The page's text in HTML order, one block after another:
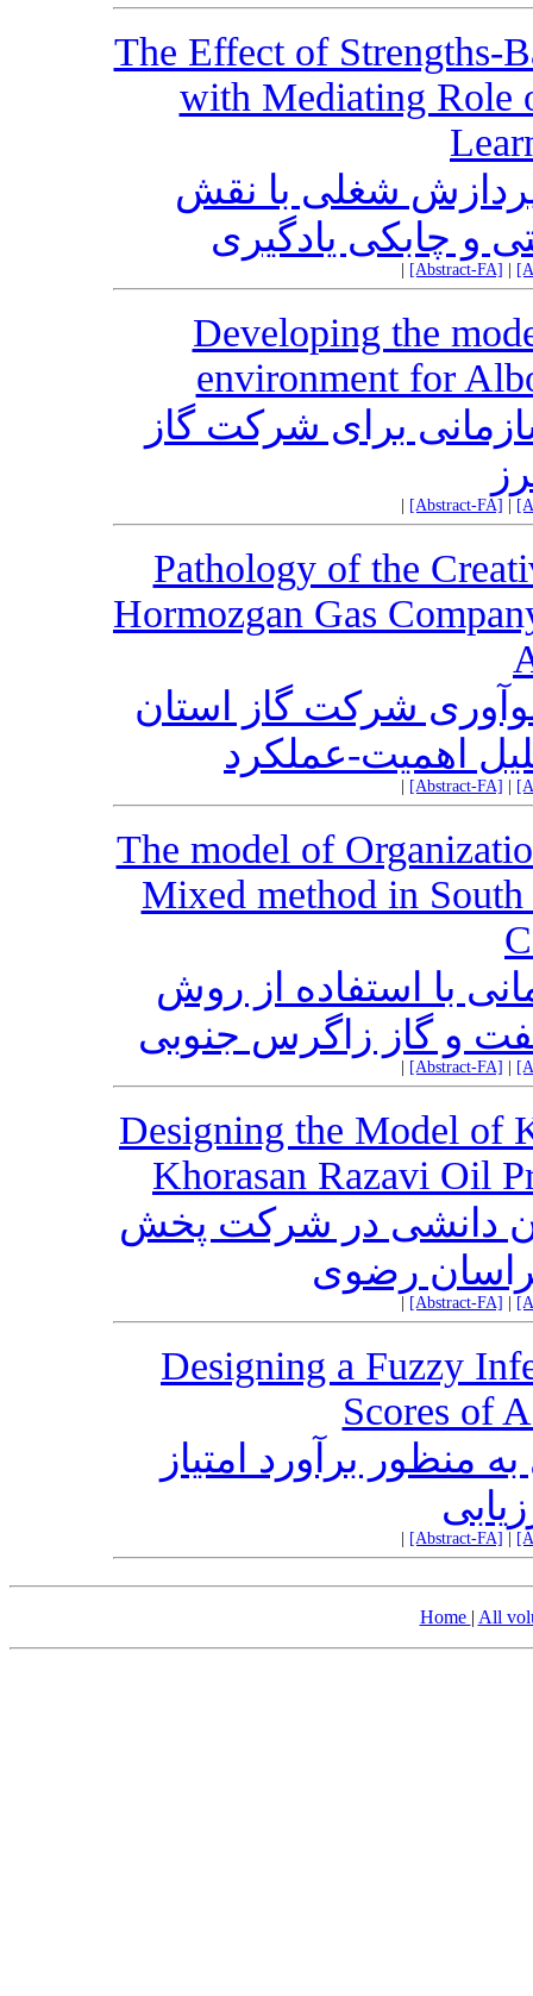
The Effect of Strengths-
with Mediating Role
پردازش شغلی با نقش
و چابکی یادگیری
[Abstract-FA]
Developing the
environment for
برای شرکت گاز
[Abstract-FA]
Pathology of the
Hormozgan Gas
شرکت گاز استان
اهمیت-عملکرد
[Abstract-FA]
The model of
Mixed method in
با استفاده از روش
و گاز زاگرس جنوبی
[Abstract-FA]
Designing the Model of
Khorasan Razavi Oil
دانشی در شرکت پخش
رضوی
[Abstract-FA]
Designing a Fuzzy
Scores of
برآورد امتیاز
[Abstract-FA]
Home | All